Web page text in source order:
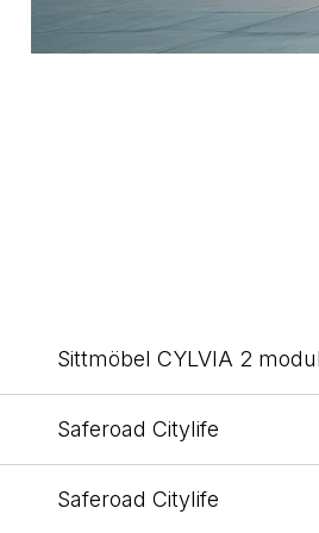
Sittmöbel CYLVIA 2
Saferoad Citylife
Saferoad Citylife